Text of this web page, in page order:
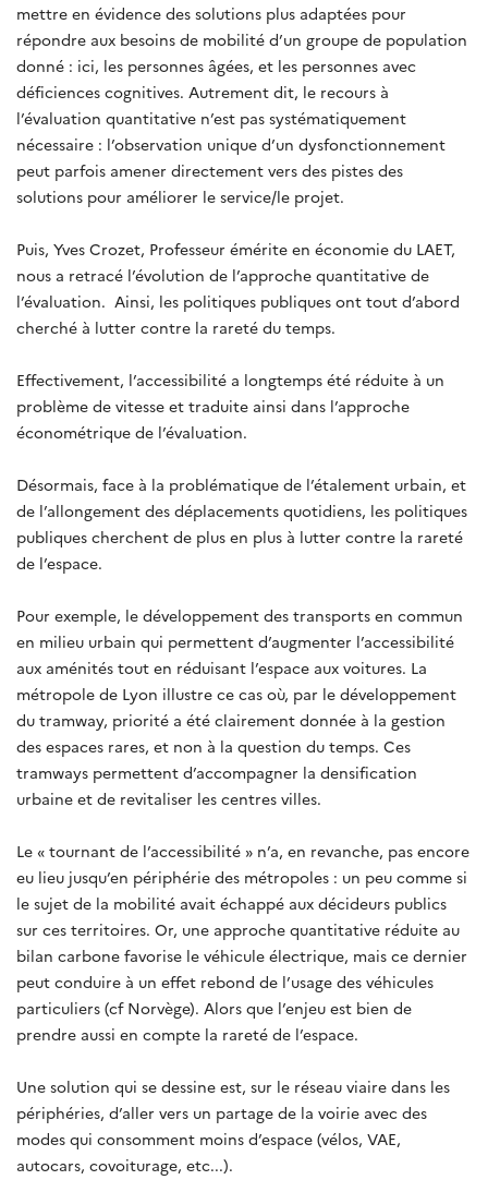
mettre en évidence des solutions plus adaptées pour
répondre aux besoins de mobilité d’un groupe de population
donné : ici, les personnes âgées, et les personnes avec
déficiences cognitives. Autrement dit, le recours à
l’évaluation quantitative n’est pas systématiquement
nécessaire : l’observation unique d’un dysfonctionnement
peut parfois amener directement vers des pistes des
solutions pour améliorer le service/le projet.
Puis, Yves Crozet, Professeur émérite en économie du LAET,
nous a retracé l’évolution de l’approche quantitative de
l’évaluation. Ainsi, les politiques publiques ont tout d’abord
cherché à lutter contre la rareté du temps.
Effectivement, l’accessibilité a longtemps été réduite à un
problème de vitesse et traduite ainsi dans l’approche
économétrique de l’évaluation.
Désormais, face à la problématique de l’étalement urbain, et
de l’allongement des déplacements quotidiens, les politiques
publiques cherchent de plus en plus à lutter contre la rareté
de l’espace.
Pour exemple, le développement des transports en commun
en milieu urbain qui permettent d’augmenter l’accessibilité
aux aménités tout en réduisant l’espace aux voitures. La
métropole de Lyon illustre ce cas où, par le développement
du tramway, priorité a été clairement donnée à la gestion
des espaces rares, et non à la question du temps. Ces
tramways permettent d’accompagner la densification
urbaine et de revitaliser les centres villes.
Le « tournant de l’accessibilité » n’a, en revanche, pas encore
eu lieu jusqu’en périphérie des métropoles : un peu comme si
le sujet de la mobilité avait échappé aux décideurs publics
sur ces territoires. Or, une approche quantitative réduite au
bilan carbone favorise le véhicule électrique, mais ce dernier
peut conduire à un effet rebond de l’usage des véhicules
particuliers (cf Norvège). Alors que l’enjeu est bien de
prendre aussi en compte la rareté de l’espace.
Une solution qui se dessine est, sur le réseau viaire dans les
périphéries, d’aller vers un partage de la voirie avec des
modes qui consomment moins d’espace (vélos, VAE,
autocars, covoiturage, etc...).